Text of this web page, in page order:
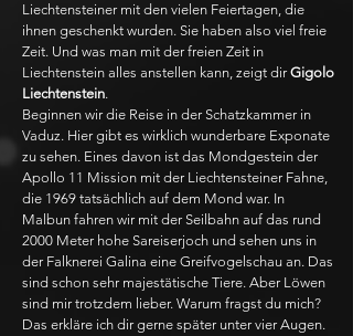
Liechtensteiner mit den vielen Feiertagen, die
ihnen geschenkt wurden. Sie haben also viel freie
Zeit. Und was man mit der freien Zeit in
Liechtenstein alles anstellen kann, zeigt dir Gigolo
Liechtenstein.
Beginnen wir die Reise in der Schatzkammer in
Vaduz. Hier gibt es wirklich wunderbare Exponate
zu sehen. Eines davon ist das Mondgestein der
Apollo 11 Mission mit der Liechtensteiner Fahne,
die 1969 tatsächlich auf dem Mond war. In
Malbun fahren wir mit der Seilbahn auf das rund
2000 Meter hohe Sareiserjoch und sehen uns in
der Falknerei Galina eine Greifvogelschau an. Das
sind schon sehr majestätische Tiere. Aber Löwen
sind mir trotzdem lieber. Warum fragst du mich?
Das erkläre ich dir gerne später unter vier Augen.